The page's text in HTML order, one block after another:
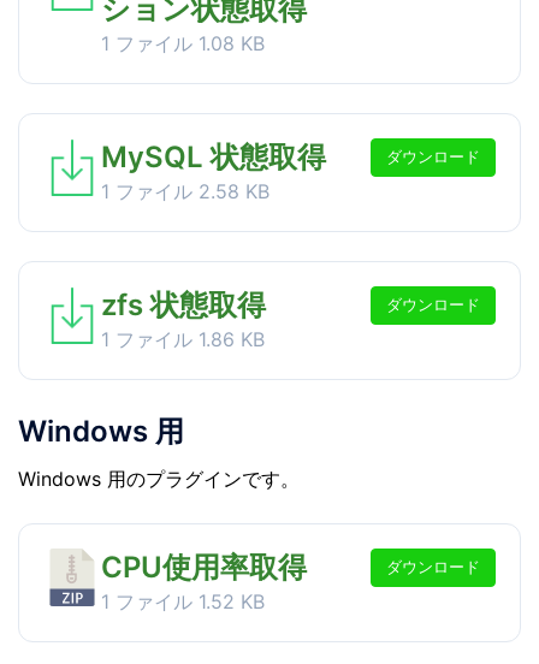
ション状態取得
1 ファイル 1.08 KB
MySQL 状態取得
1 ファイル 2.58 KB
ダウンロード
zfs 状態取得
1 ファイル 1.86 KB
ダウンロード
Windows 用
Windows 用のプラグインです。
CPU使用率取得
1 ファイル 1.52 KB
ダウンロード